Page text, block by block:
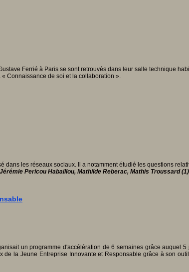
Ferrié à Paris se sont retrouvés dans leur salle technique
Connaissance de soi et la collaboration ».
dans les réseaux sociaux. Il a notamment étudié les questions
Pericou Habaillou, Mathilde Reberac, Mathis Troussard (1)
un programme d'accélération de 6 semaines grâce auquel
la Jeune Entreprise Innovante et Responsable grâce à son